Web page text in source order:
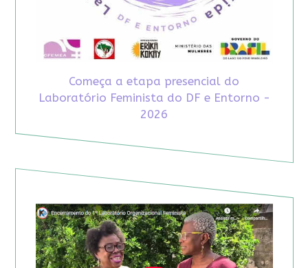
Começa a etapa presencial do
Laboratório Feminista do DF e Entorno -
2026